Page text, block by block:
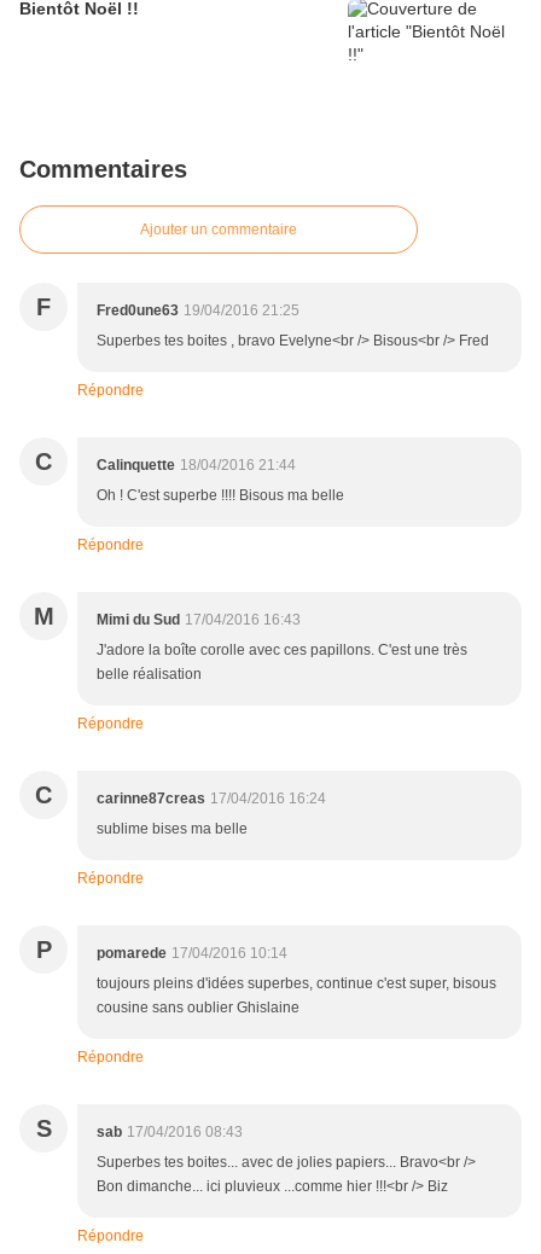
Bientôt Noël !!
Commentaires
Ajouter un commentaire
F Fred0une63 19/04/2016 21:25
Superbes tes boites , bravo Evelyne<br /> Bisous<br /> Fred
Répondre
C Calinquette 18/04/2016 21:44
Oh ! C'est superbe !!!! Bisous ma belle
Répondre
M Mimi du Sud 17/04/2016 16:43
J'adore la boîte corolle avec ces papillons. C'est une très
belle réalisation
Répondre
C carinne87creas 17/04/2016 16:24
sublime bises ma belle
Répondre
P pomarede 17/04/2016 10:14
toujours pleins d'idées superbes, continue c'est super, bisous
cousine sans oublier Ghislaine
Répondre
S sab 17/04/2016 08:43
Superbes tes boites... avec de jolies papiers... Bravo<br />
Bon dimanche... ici pluvieux ...comme hier !!!<br /> Biz
Répondre